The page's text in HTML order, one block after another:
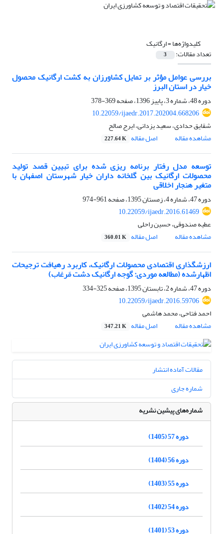
کلیدواژه‌ها =ارگانیک
تعداد مقالات: 3
بررسی عوامل مؤثر بر تمایل کشاورزان به کشت ارگانیک محصول
خیار در استان البرز
دوره 48، شماره 3، پاییز 1396، صفحه
369-378
10.22059/ijaedr.2017.202004.668206
شقایق حدادی، سعید یزدانی، ایرج صالح
مشاهده مقاله
اصل مقاله 227.64 K
توسعه مدل رفتار برنامه ریزی شده برای تبیین قصد تولید
محصولات ارگانیک بین گلخانه داران خیار شهرستان اصفهان با
متغیر هنجار اخلاقی
دوره 47، شماره 4، زمستان 1395، صفحه
961-974
10.22059/ijaedr.2016.61469
عطیه صندوقی، حسین راحلی
مشاهده مقاله
اصل مقاله 360.01 K
ارزشگذاری اقتصادی محصولات ارگانیک، کاربرد رهیافت ترجیحات
اظهارشده (مطالعه موردی: گوجه ارگانیک دشت مَرغاب)
دوره 47، شماره 2، تابستان 1395، صفحه
325-334
10.22059/ijaedr.2016.59706
احمد فتاحی، محمد هاشمی
مشاهده مقاله
اصل مقاله 347.21 K
مقالات آماده انتشار
شماره جاری
شماره‌های پیشین نشریه
دوره 57 (1405)
دوره 56 (1404)
دوره 55 (1403)
دوره 54 (1402)
دوره 53 (1401)